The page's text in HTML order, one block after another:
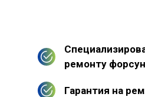
ремонту
Гарантия на